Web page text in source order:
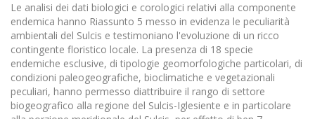
Le analisi dei dati biologici e corologici relativi alla componente
endemica hanno Riassunto 5 messo in evidenza le peculiarità
ambientali del Sulcis e testimoniano l'evoluzione di un ricco
contingente floristico locale. La presenza di 18 specie
endemiche esclusive, di tipologie geomorfologiche particolari, di
condizioni paleogeografiche, bioclimatiche e vegetazionali
peculiari, hanno permesso diattribuire il rango di settore
biogeografico alla regione del Sulcis-Iglesiente e in particolare